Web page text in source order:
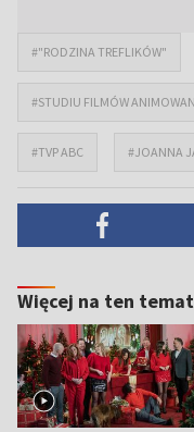
#"RODZINA TREFLIKÓW"
#STUDIU FILMÓW
#TVP ABC #JOANNA
Więcej na ten temat